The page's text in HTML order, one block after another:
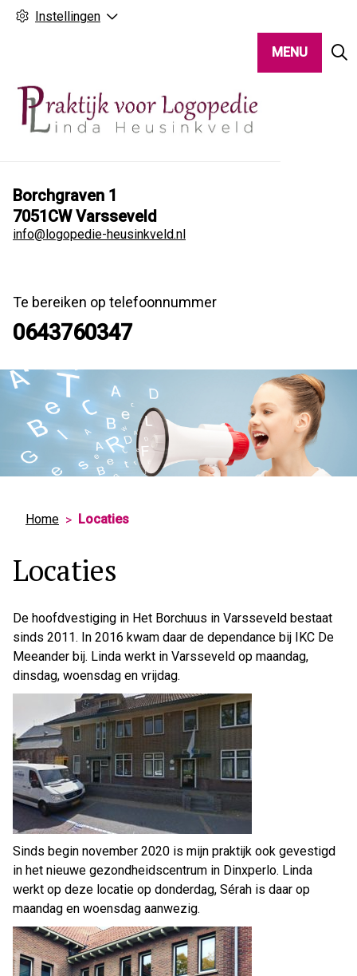
Instellingen
Borchgraven 1
7051CW Varsseveld
info@logopedie-heusinkveld.nl
Te bereiken op telefoonnummer
0643760347
MENU
Home Locaties
Locaties
De hoofdvestiging in Het Borchuus in Varsseveld bestaat
sinds 2011. In 2016 kwam daar de dependance bij IKC De
Meeander bij. Linda werkt in Varsseveld op maandag,
dinsdag, woensdag en vrijdag.
Sinds begin november 2020 is mijn praktijk ook gevestigd
in het nieuwe gezondheidscentrum in Dinxperlo. Linda
werkt op deze locatie op donderdag, Sérah is daar op
maandag en woensdag aanwezig.